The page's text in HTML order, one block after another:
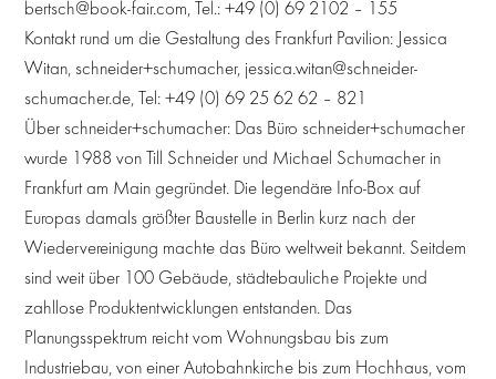
bertsch@book-fair.com, Tel.: +49 (0) 69 2102 – 155
Kontakt rund um die Gestaltung des Frankfurt Pavilion: Jessica
Witan, schneider+schumacher, jessica.witan@schneider-
schumacher.de, Tel: +49 (0) 69 25 62 62 – 821
Über schneider+schumacher: Das Büro schneider+schumacher
wurde 1988 von Till Schneider und Michael Schumacher in
Frankfurt am Main gegründet. Die legendäre Info-Box auf
Europas damals größter Baustelle in Berlin kurz nach der
Wiedervereinigung machte das Büro weltweit bekannt. Seitdem
sind weit über 100 Gebäude, städtebauliche Projekte und
zahllose Produktentwicklungen entstanden. Das
Planungsspektrum reicht vom Wohnungsbau bis zum
Industriebau, von einer Autobahnkirche bis zum Hochhaus, vom